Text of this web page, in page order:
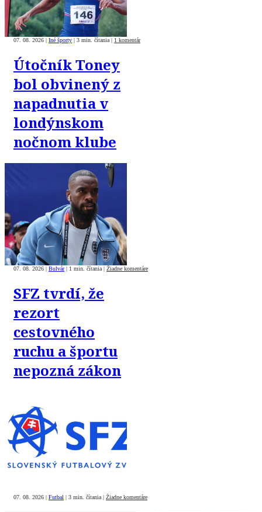
07. 08. 2026 | Iné športy | 3 min. čítania | 1 komentár
Útočník Toney
bol obvinený z
napadnutia v
londýnskom
nočnom klube
07. 08. 2026 | Bulvár | 1 min. čítania | Žiadne komentáre
SFZ tvrdí, že
rezort
cestovného
ruchu a športu
nepozná zákon
07. 08. 2026 | Futbal | 3 min. čítania | Žiadne komentáre